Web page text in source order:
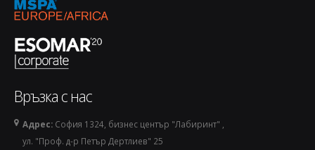
Връзка с нас
Адрес: София 1324, бизнес център "Лабиринт" ,
ул. "Проф. д-р Петър Дертлиев" 25